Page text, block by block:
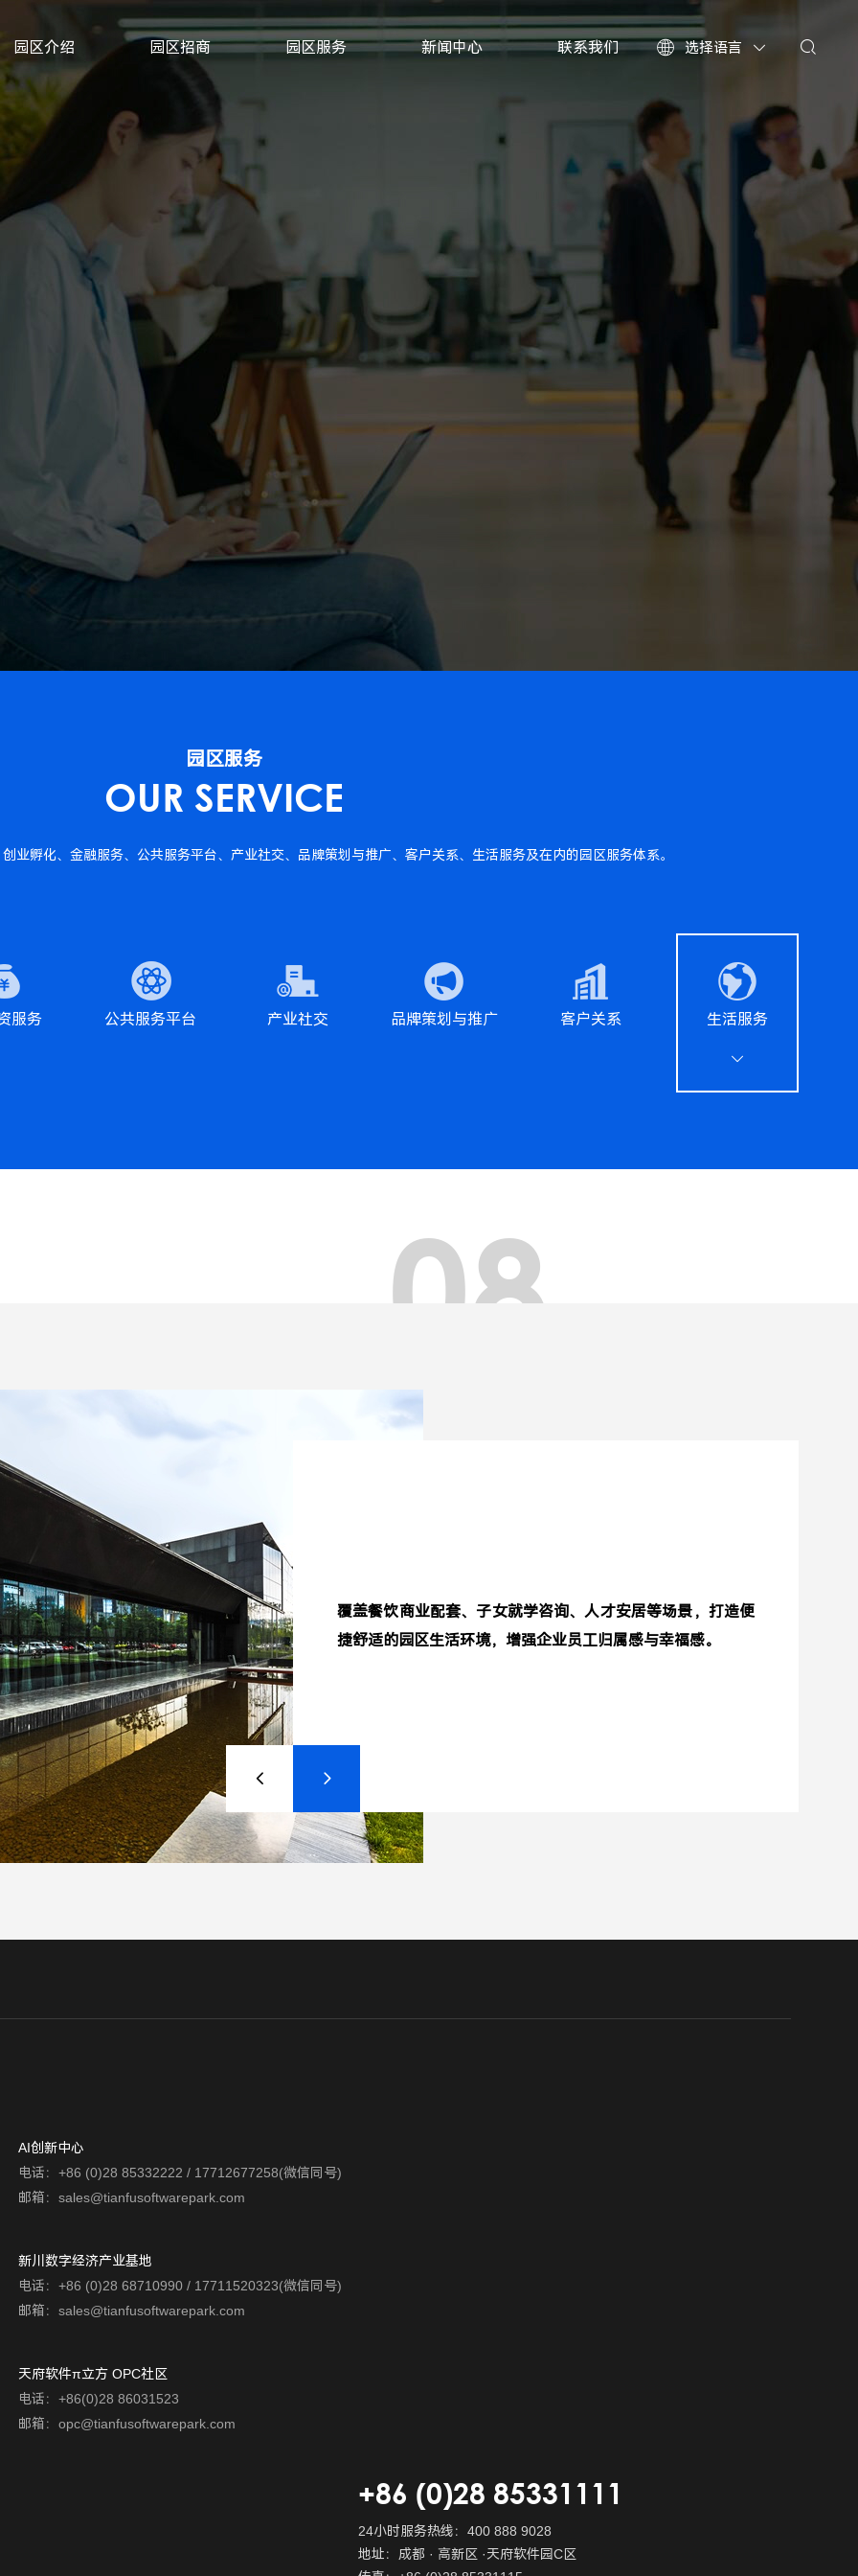
园区介绍 园区招商 园区服务 新闻中心 联系我们 选择语言
园区服务
OUR SERVICE
业孵化、金融服务、公共服务平台、产业社交、品牌策划与推广、客户关系、生活服务及在内的园区服务体系。
服务 公共服务平台 产业社交 品牌策划与推广 客户关系 生活服务
08
覆盖餐饮商业配套、子女就学咨询、人才安居等场景，打造便
捷舒适的园区生活环境，增强企业员工归属感与幸福感。
AI创新中心
电话：+86 (0)28 85332222 / 17712677258(微信同号)
邮箱：sales@tianfusoftwarepark.com
新川数字经济产业基地
电话：+86 (0)28 68710990 / 17711520323(微信同号)
邮箱：sales@tianfusoftwarepark.com
天府软件π立方 OPC社区
电话：+86(0)28 86031523
邮箱：opc@tianfusoftwarepark.com
+86 (0)28 85331111
24小时服务热线：400 888 9028
地址：成都 · 高新区 ·天府软件园C区